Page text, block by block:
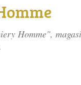
Homme",